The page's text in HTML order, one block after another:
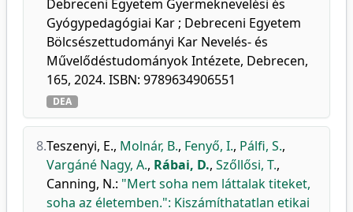
Debreceni Egyetem Gyermeknevelési és
Gyógypedagógiai Kar ; Debreceni Egyetem
Bölcsészettudományi Kar Nevelés- és
Művelődéstudományok Intézete, Debrecen,
165, 2024. ISBN: 9789634906551
DEA
8.Teszenyi, E., Molnár, B., Fenyő, I., Pálfi, S.,
Vargáné Nagy, A., Rábai, D., Szőllősi, T.,
Canning, N.: "Mert soha nem láttalak titeket,
soha az életemben.": Kiszámíthatatlan etikai